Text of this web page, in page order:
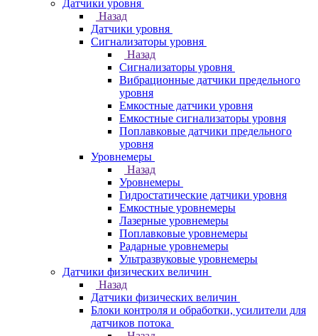
Датчики уровня
Назад
Датчики уровня
Сигнализаторы уровня
Назад
Сигнализаторы уровня
Вибрационные датчики предельного
уровня
Емкостные датчики уровня
Емкостные сигнализаторы уровня
Поплавковые датчики предельного
уровня
Уровнемеры
Назад
Уровнемеры
Гидростатические датчики уровня
Емкостные уровнемеры
Лазерные уровнемеры
Поплавковые уровнемеры
Радарные уровнемеры
Ультразвуковые уровнемеры
Датчики физических величин
Назад
Датчики физических величин
Блоки контроля и обработки, усилители для
датчиков потока